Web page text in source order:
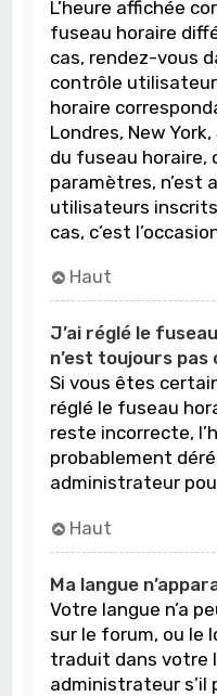
L’heure affichée
fuseau horaire
cas, rendez-vous
contrôle
horaire
Londres, New
du fuseau horaire,
paramètres, n’est
utilisateurs
cas, c’est
Haut
J’ai réglé le
n’est toujours
Si vous êtes
réglé le fuseau
reste incorrecte,
probablement
administrateur
Haut
Ma langue
Votre langue n’a
sur le forum, ou le
traduit dans votre
administrateur s’il